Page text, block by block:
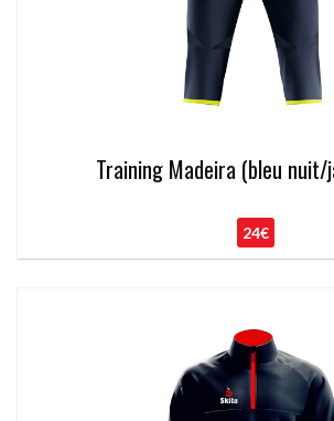
Training Madeira (bleu
24€